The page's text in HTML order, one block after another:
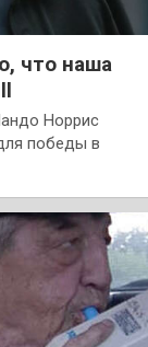
что наша
Норрис
победы в